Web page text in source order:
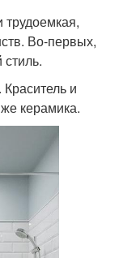
Во-первых,
и
керамика.